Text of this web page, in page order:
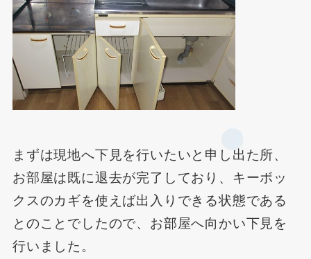
まずは現地へ下見を行いたいと申し出た所、
お部屋は既に退去が完了しており、キーボッ
クスのカギを使えば出入りできる状態である
とのことでしたので、お部屋へ向かい下見を
行いました。